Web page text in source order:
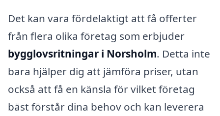
Det kan vara fördelaktigt att få offerter
från flera olika företag som erbjuder
bygglovsritningar i Norsholm. Detta inte
bara hjälper dig att jämföra priser, utan
också att få en känsla för vilket företag
bäst förstår dina behov och kan leverera